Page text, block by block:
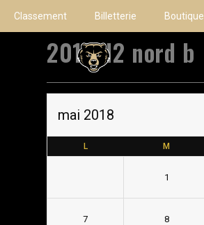
Classement Billetterie Boutique
2018 d2 nord b
mai 2018
L M
1
7 8